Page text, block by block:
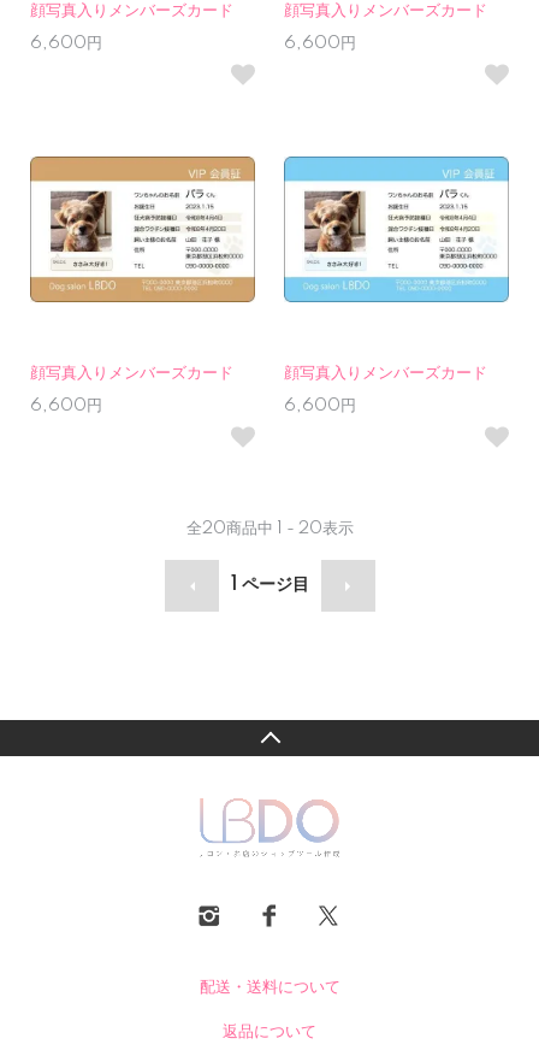
顔写真入りメンバーズカード
6,600円
顔写真入りメンバーズカード
6,600円
顔写真入りメンバーズカード
6,600円
顔写真入りメンバーズカード
6,600円
全20商品中 1 - 20表示
1 ページ目
配送・送料について
返品について